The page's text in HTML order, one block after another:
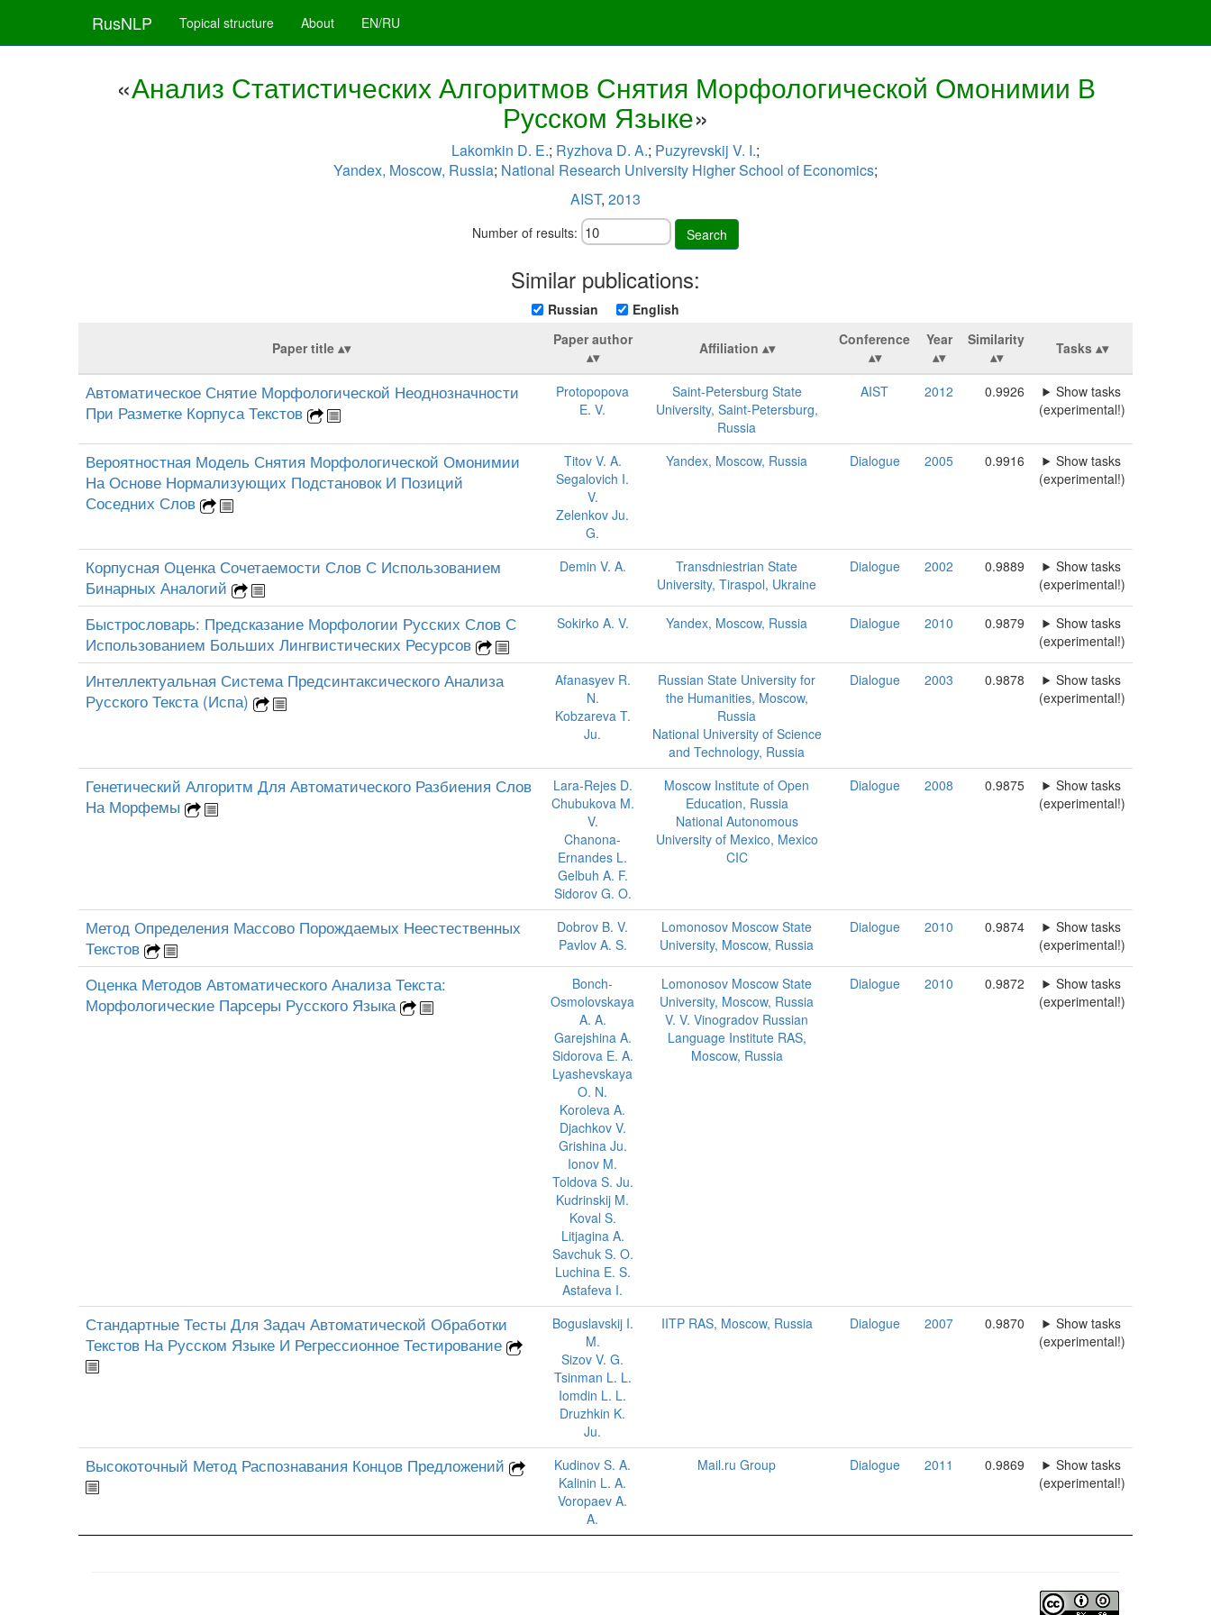
RusNLP Topical structure About EN/RU
«Анализ Статистических Алгоритмов Снятия Морфологической Омонимии В
Русском Языке»
Lakomkin D. E.; Ryzhova D. A.; Puzyrevskij V. I.;
Yandex, Moscow, Russia; National Research University Higher School of Economics;
AIST, 2013
Number of results: Search
Similar publications:
Russian English
Paper title Paper author Affiliation Conference Year Similarity Tasks
Автоматическое Снятие Морфологической Неоднозначности
При Разметке Корпуса Текстов
Protopopova
E. V.
Saint-Petersburg State
University, Saint-Petersburg,
Russia
AIST 2012 0.9926
Show tasks
(experimental!)
Вероятностная Модель Снятия Морфологической Омонимии
На Основе Нормализующих Подстановок И Позиций
Соседних Слов
Titov V. A.
Segalovich I.
V.
Zelenkov Ju.
G.
Yandex, Moscow, Russia Dialogue 2005 0.9916
Show tasks
(experimental!)
Корпусная Оценка Сочетаемости Слов С Использованием
Бинарных Аналогий
Demin V. A.
Transdniestrian State
University, Tiraspol, Ukraine
Dialogue 2002 0.9889
Show tasks
(experimental!)
Быстрословарь: Предсказание Морфологии Русских Слов С
Использованием Больших Лингвистических Ресурсов
Sokirko A. V. Yandex, Moscow, Russia Dialogue 2010 0.9879
Show tasks
(experimental!)
Интеллектуальная Система Предсинтаксического Анализа
Русского Текста (Испа)
Afanasyev R.
N.
Kobzareva T.
Ju.
Russian State University for
the Humanities, Moscow,
Russia
National University of Science
and Technology, Russia
Dialogue 2003 0.9878
Show tasks
(experimental!)
Генетический Алгоритм Для Автоматического Разбиения Слов
На Морфемы
Lara-Rejes D.
Chubukova M.
V.
Chanona-
Ernandes L.
Gelbuh A. F.
Sidorov G. O.
Moscow Institute of Open
Education, Russia
National Autonomous
University of Mexico, Mexico
CIC
Dialogue 2008 0.9875
Show tasks
(experimental!)
Метод Определения Массово Порождаемых Неестественных
Текстов
Dobrov B. V.
Pavlov A. S.
Lomonosov Moscow State
University, Moscow, Russia
Dialogue 2010 0.9874
Show tasks
(experimental!)
Оценка Методов Автоматического Анализа Текста:
Морфологические Парсеры Русского Языка
Bonch-
Osmolovskaya
A. A.
Garejshina A.
Sidorova E. A.
Lyashevskaya
O. N.
Koroleva A.
Djachkov V.
Grishina Ju.
Ionov M.
Toldova S. Ju.
Kudrinskij M.
Koval S.
Litjagina A.
Savchuk S. O.
Luchina E. S.
Astafeva I.
Lomonosov Moscow State
University, Moscow, Russia
V. V. Vinogradov Russian
Language Institute RAS,
Moscow, Russia
Dialogue 2010 0.9872
Show tasks
(experimental!)
Стандартные Тесты Для Задач Автоматической Обработки
Текстов На Русском Языке И Регрессионное Тестирование
Boguslavskij I.
M.
Sizov V. G.
Tsinman L. L.
Iomdin L. L.
Druzhkin K.
Ju.
IITP RAS, Moscow, Russia Dialogue 2007 0.9870
Show tasks
(experimental!)
Высокоточный Метод Распознавания Концов Предложений
Kudinov S. A.
Kalinin L. A.
Voropaev A.
A.
Mail.ru Group Dialogue 2011 0.9869
Show tasks
(experimental!)